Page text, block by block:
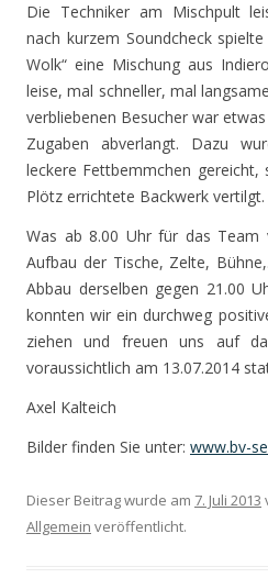
Die Techniker am Mischpult
nach kurzem Soundcheck
Wolk“ eine Mischung aus
leise, mal schneller, mal
verbliebenen Besucher war
Zugaben abverlangt. Dazu
leckere Fettbemmchen
Plötz errichtete Backwerk vertilgt.
Was ab 8.00 Uhr für das Team
Aufbau der Tische, Zelte,
Abbau derselben gegen 21.00
konnten wir ein durchweg
ziehen und freuen uns auf
voraussichtlich am 13.07.2014
Axel Kalteich
Bilder finden Sie unter: www.bv-
Dieser Beitrag wurde am 7. Juli 2013
Allgemein veröffentlicht.